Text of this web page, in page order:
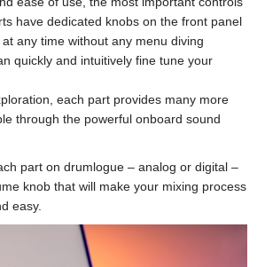
have dedicated knobs on the front panel
any time without any menu diving
quickly and intuitively fine tune your
each part provides many more
through the powerful onboard sound
part on drumlogue – analog or digital –
knob that will make your mixing process
easy.